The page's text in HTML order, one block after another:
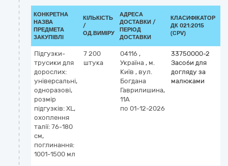
КОНКРЕТНА
НАЗВА
ПРЕДМЕТА
ЗАКУПІВЛІ
КІЛЬКІСТЬ
/
ОД.ВИМІРУ
АДРЕСА
ДОСТАВКИ /
ПЕРІОД
ДОСТАВКИ
КЛАСИФІКАТОР
ДК 021:2015
(CPV)
Підгузки-
трусики для
дорослих:
універсальні,
одноразові,
розмір
підгузків: XL,
охоплення
талії: 76-180
см,
поглинання:
1001-1500 мл
7 200
штука
04116 ,
Україна , м.
Київ , вул.
Богдана
Гаврилишина,
11А
по 01-12-2026
33750000-2
Засоби для
догляду за
малюками